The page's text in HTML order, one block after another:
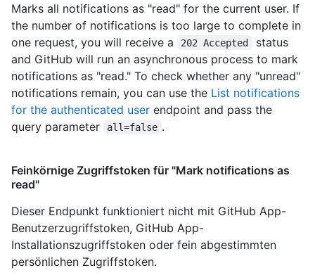
Marks all notifications as "read" for the current user. If
the number of notifications is too large to complete in
one request, you will receive a
202 Accepted
status
and GitHub will run an asynchronous process to mark
notifications as "read." To check whether any "unread"
notifications remain, you can use the List notifications
for the authenticated user endpoint and pass the
query parameter
all=false .
Feinkörnige Zugriffstoken für "Mark notifications as
read"
Dieser Endpunkt funktioniert nicht mit GitHub App-
Benutzerzugriffstoken, GitHub App-
Installationszugriffstoken oder fein abgestimmten
persönlichen Zugriffstoken.